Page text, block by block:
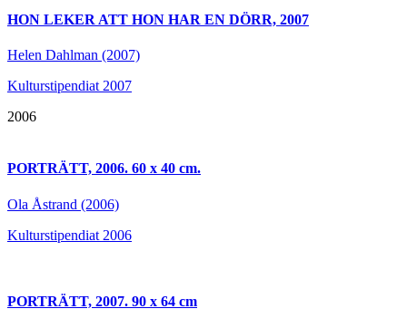
HON LEKER ATT HON HAR EN DÖRR, 2007
Helen Dahlman (2007)
Kulturstipendiat 2007
2006
PORTRÄTT, 2006. 60 x 40 cm.
Ola Åstrand (2006)
Kulturstipendiat 2006
PORTRÄTT, 2007. 90 x 64 cm